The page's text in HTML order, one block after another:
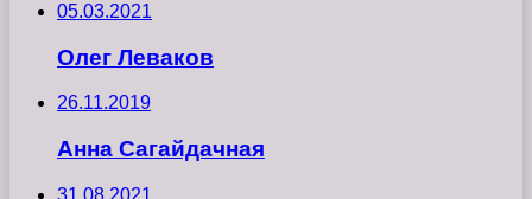
05.03.2021
Олег Леваков
26.11.2019
Анна Сагайдачная
31.08.2021